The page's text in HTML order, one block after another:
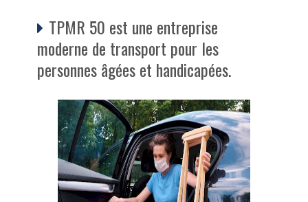
TPMR 50 est une entreprise
moderne de transport pour les
personnes âgées et handicapées.